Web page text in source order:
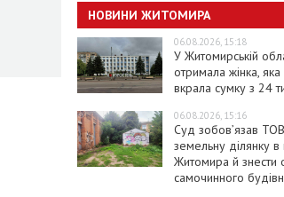
НОВИНИ ЖИТОМИРА
06.08.2026, 15:18
У Житомирській
отримала жінка, яка
вкрала сумку з 24
06.08.2026, 15:16
Суд зобов’язав ТОВ
земельну ділянку в
Житомира й знести
самочинного